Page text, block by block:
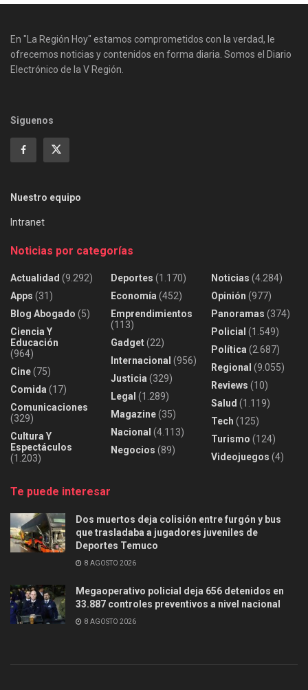
En "La Región Hoy" estamos comprometidos con la verdad, le
ofrecemos noticias y contenidos en forma diaria. Somos el Diario
Electrónico de la V Región.
Siguenos
Nuestro equipo
Intranet
Noticias por categorías
Actualidad (9.292)
Apps (31)
Blog Abogado (5)
Ciencia Y
Educación
(964)
Cine(75)
Comida (17)
Comunicaciones
(329)
Cultura Y
Espectáculos
(1.203)
Deportes (1.170)
Economía (452)
Emprendimientos
(113)
Gadget(22)
Internacional (956)
Justicia (329)
Legal (1.289)
Magazine(35)
Nacional (4.113)
Negocios (89)
Noticias (4.284)
Opinión (977)
Panoramas (374)
Policial (1.549)
Política (2.687)
Regional (9.055)
Reviews (10)
Salud (1.119)
Tech (125)
Turismo (124)
Videojuegos (4)
Te puede interesar
Dos muertos deja colisión entre furgón y bus
que trasladaba a jugadores juveniles de
Deportes Temuco
8 AGOSTO 2026
Megaoperativo policial deja 656 detenidos en
33.887 controles preventivos a nivel nacional
8 AGOSTO 2026